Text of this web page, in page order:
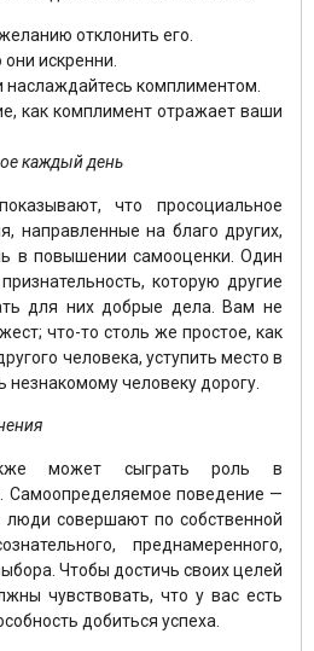
отклонить его.
искренни.
наслаждайтесь комплиментом.
как комплимент отражает ваши
каждый день
что просоциальное
направленные на благо других,
в повышении самооценки. Один
которую другие
для них добрые дела. Вам не
что-то столь же простое, как
человека, уступить место в
незнакомому человеку дорогу.
может сыграть роль в
Самоопределяемое поведение —
люди совершают по собственной
преднамеренного,
Чтобы достичь своих целей
чувствовать, что у вас есть
добиться успеха.